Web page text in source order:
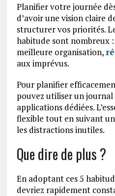
Planifier votre journée
d’avoir une vision claire
structurer vos priorités.
habitude sont nombreux
meilleure organisation,
aux imprévus.
Pour planifier
pouvez utiliser un journal
applications dédiées.
flexible tout en suivant
les distractions inutiles.
Que dire de plus ?
En adoptant ces 5
devriez rapidement